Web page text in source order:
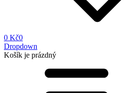
0 Kč0
Dropdown
Košík je prázdný